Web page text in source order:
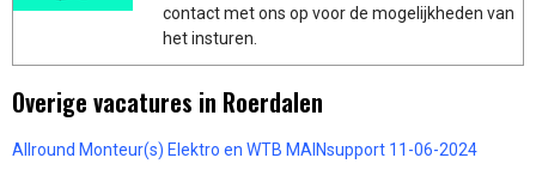
contact met ons op voor de mogelijkheden van
het insturen.
Overige vacatures in Roerdalen
Allround Monteur(s) Elektro en WTB MAINsupport 11-06-2024